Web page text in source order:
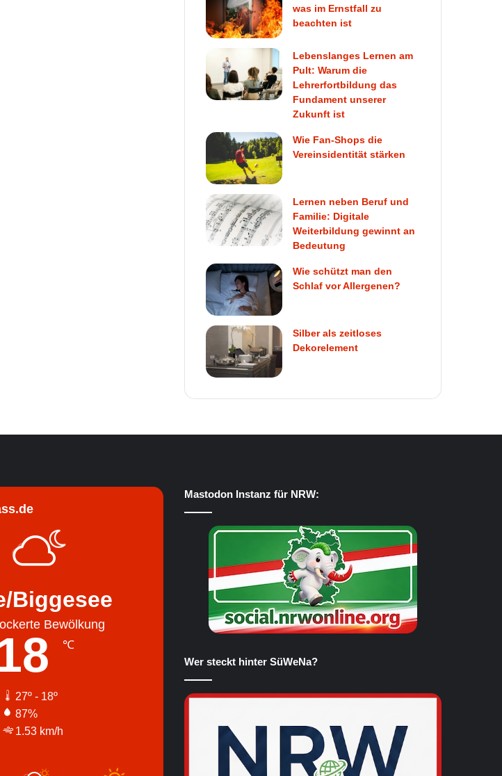
was im Ernstfall zu
beachten ist
Lebenslanges Lernen am
Pult: Warum die
Lehrerfortbildung das
Fundament unserer
Zukunft ist
Wie Fan-Shops die
Vereinsidentität stärken
Lernen neben Beruf und
Familie: Digitale
Weiterbildung gewinnt an
Bedeutung
Wie schützt man den
Schlaf vor Allergenen?
Silber als zeitloses
Dekorelement
Biggesee
Bewölkung
℃
27º - 18º
87%
1.53 km/h
Mastodon Instanz für NRW:
Wer steckt hinter SüWeNa?